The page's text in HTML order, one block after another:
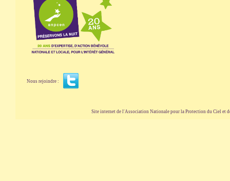
Nous rejoindre :
Site internet de l'Association Nationale pour la Protection du Ciel et de